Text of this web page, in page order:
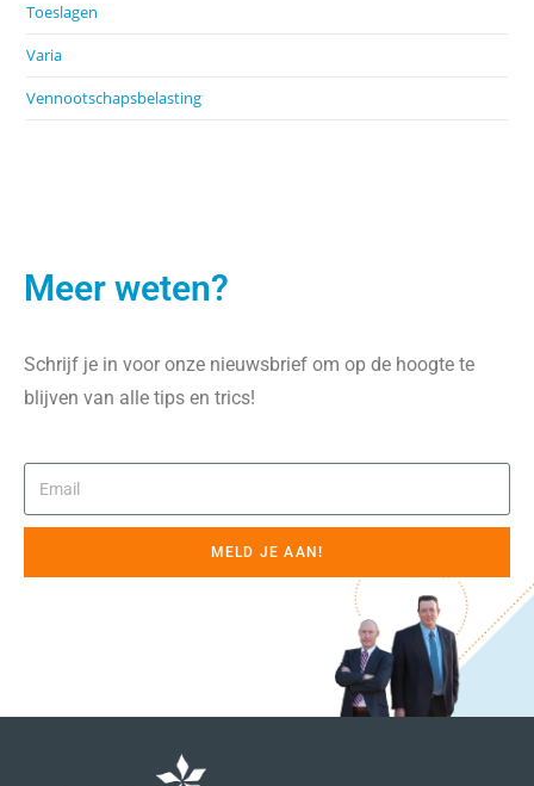
Toeslagen
Varia
Vennootschapsbelasting
Meer weten?
Schrijf je in voor onze nieuwsbrief om op de hoogte te
blijven van alle tips en trics!
MELD JE AAN!